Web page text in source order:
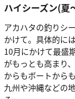
ハイシーズン(夏
アカハタの釣りシ
かけて。具体的に
10月にかけて最盛
がもっとも高まり
からもボートから
九州や沖縄などの